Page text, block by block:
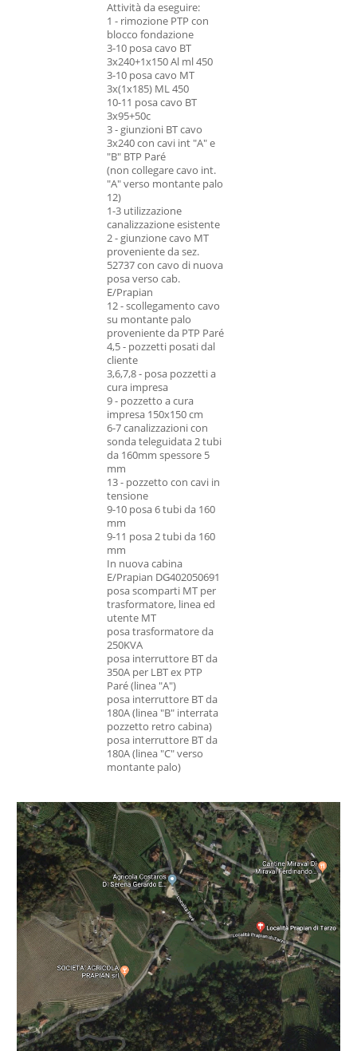
Attività da eseguire:
1 - rimozione PTP con
blocco fondazione
3-10 posa cavo BT
3x240+1x150 Al ml 450
3-10 posa cavo MT
3x(1x185) ML 450
10-11 posa cavo BT
3x95+50c
3 - giunzioni BT cavo
3x240 con cavi int "A" e
"B" BTP Paré
(non collegare cavo int.
"A" verso montante palo
12)
1-3 utilizzazione
canalizzazione esistente
2 - giunzione cavo MT
proveniente da sez.
52737 con cavo di nuova
posa verso cab.
E/Prapian
12 - scollegamento cavo
su montante palo
proveniente da PTP Paré
4,5 - pozzetti posati dal
cliente
3,6,7,8 - posa pozzetti a
cura impresa
9 - pozzetto a cura
impresa 150x150 cm
6-7 canalizzazioni con
sonda teleguidata 2 tubi
da 160mm spessore 5
mm
13 - pozzetto con cavi in
tensione
9-10 posa 6 tubi da 160
mm
9-11 posa 2 tubi da 160
mm
In nuova cabina
E/Prapian DG402050691
posa scomparti MT per
trasformatore, linea ed
utente MT
posa trasformatore da
250KVA
posa interruttore BT da
350A per LBT ex PTP
Paré (linea "A")
posa interruttore BT da
180A (linea "B" interrata
pozzetto retro cabina)
posa interruttore BT da
180A (linea "C" verso
montante palo)